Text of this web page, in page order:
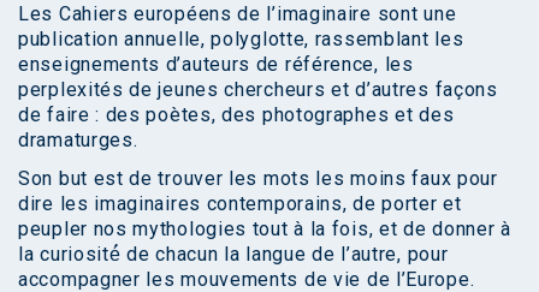
Les Cahiers européens de l’imaginaire sont une
publication annuelle, polyglotte, rassemblant les
enseignements d’auteurs de référence, les
perplexités de jeunes chercheurs et d’autres façons
de faire : des poètes, des photographes et des
dramaturges.
Son but est de trouver les mots les moins faux pour
dire les imaginaires contemporains, de porter et
peupler nos mythologies tout à la fois, et de donner à
la curiosité́ de chacun la langue de l’autre, pour
accompagner les mouvements de vie de l’Europe.